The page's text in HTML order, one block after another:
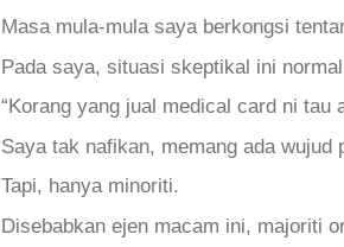
Masa mula-mula saya berkongsi
Pada saya, situasi skeptikal ini
“Korang yang jual medical card ni tau
Saya tak nafikan, memang ada wujud
Tapi, hanya minoriti.
Disebabkan ejen macam ini, majoriti